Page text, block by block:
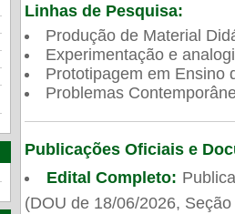
Linhas de Pesquisa:
Produção de Material
Experimentação e
Prototipagem em Ensino
Problemas
Publicações Oficiais e
Edital Completo:
(DOU de 18/06/2026,